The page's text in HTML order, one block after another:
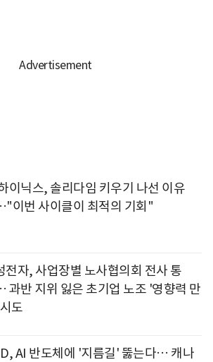
이닉스, 솔리다임 키우기 나선 이유
이번 사이클이 최적의 기회"
전자, 사업장별 노사협의회 전사 통
과반 지위 잃은 초기업 노조 '영향력 만
도
AI 반도체에 '지름길' 뚫는다… 캐나